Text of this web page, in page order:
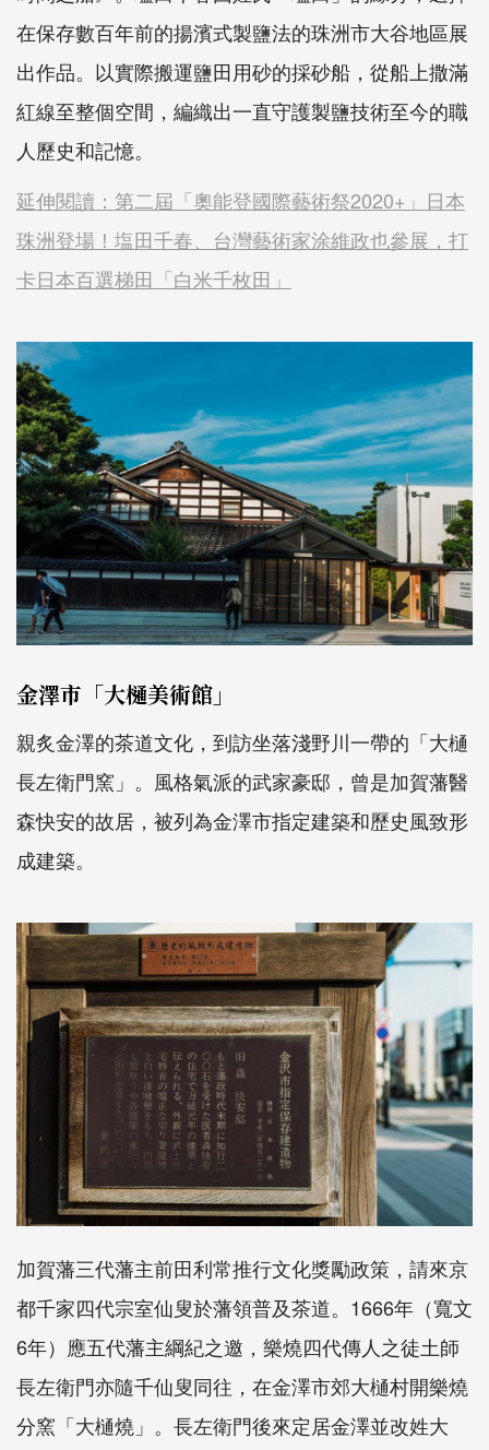
在保存數百年前的揚濱式製鹽法的珠洲市大谷地區展
出作品。以實際搬運鹽田用砂的採砂船，從船上撒滿
紅線至整個空間，編織出一直守護製鹽技術至今的職
人歷史和記憶。
延伸閱讀：第二屆「奧能登國際藝術祭2020+」日本
珠洲登場！塩田千春、台灣藝術家涂維政也參展，打
卡日本百選梯田「白米千枚田」
金澤市「大樋美術館」
親炙金澤的茶道文化，到訪坐落淺野川一帶的「大樋
長左衛門窯」。風格氣派的武家豪邸，曾是加賀藩醫
森快安的故居，被列為金澤市指定建築和歷史風致形
成建築。
加賀藩三代藩主前田利常推行文化獎勵政策，請來京
都千家四代宗室仙叟於藩領普及茶道。1666年（寬文
6年）應五代藩主綱紀之邀，樂燒四代傳人之徒土師
長左衛門亦隨千仙叟同往，在金澤市郊大樋村開樂燒
分窯「大樋燒」。長左衛門後來定居金澤並改姓大